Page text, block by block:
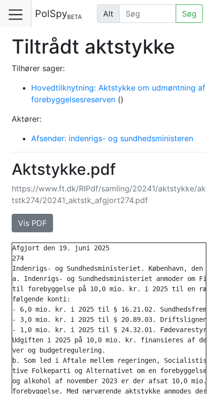
PolSpyBETA Alt Søg
Tiltrådt aktstykke
Tilhører sager:
Hovedtilknytning: Aktstykke om udmøntning af
forebyggelsesreserven ()
Aktører:
Afsender: indenrigs- og sundhedsministeren
Aktstykke.pdf
https://www.ft.dk/RIPdf/samling/20241/aktstykke/ak
tstk274/20241_aktstk_afgjort274.pdf
Vis PDF
Afgjort den 19. juni 2025
274
Indenrigs- og Sundhedsministeriet. København, den
a. Indenrigs- og Sundhedsministeriet anmoder om
til forebyggelse på 10,0 mio. kr. i 2025 til en
følgende konti:
- 6,0 mio. kr. i 2025 til § 16.21.02. Sundhedsfremme
- 3,0 mio. kr. i 2025 til § 20.89.03. Driftslignende
- 1,0 mio. kr. i 2025 til § 24.32.01.
Udgiften i 2025 på 10,0 mio. kr. finansieres af de
ver og budgetregulering.
b. Som led i Aftale mellem regeringen, Socialistisk
tive Folkeparti og Alternativet om en
og alkohol af november 2023 er der afsat 10,0
forebyggelse. Med nærværende aktstykke anmodes